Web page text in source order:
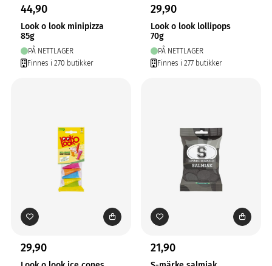
44,90
Look o look minipizza
85g
PÅ NETTLAGER
Finnes i 270 butikker
29,90
Look o look lollipops
70g
PÅ NETTLAGER
Finnes i 277 butikker
29,90 21,90